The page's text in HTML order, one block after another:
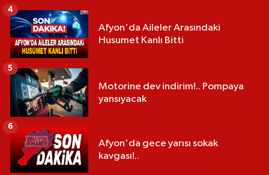
Afyon'da Aileler Arasındaki
Husumet Kanlı Bitti
4
Motorine dev indirim!.. Pompaya
yansıyacak
5
Afyon'da gece yarısı sokak
kavgası!..
6